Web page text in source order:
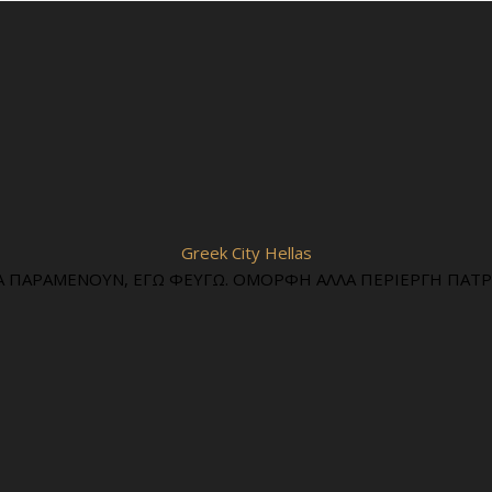
Greek City Hellas
ΠΑΡΑΜΕΝΟΥΝ, ΕΓΩ ΦΕΥΓΩ. ΟΜΟΡΦΗ ΑΛΛΑ ΠΕΡΙΕΡΓΗ